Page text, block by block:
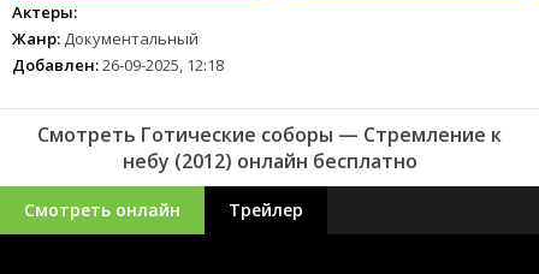
Актеры:
Жанр: Документальный
Добавлен:26-09-2025, 12:18
Смотреть Готические соборы — Стремление к
небу (2012) онлайн бесплатно
Смотреть онлайн Трейлер